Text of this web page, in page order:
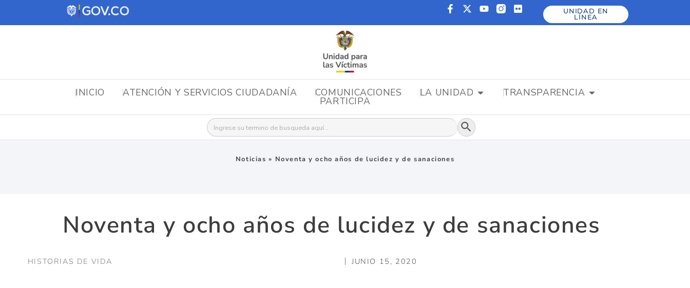
UNIDAD EN
LÍNEA
INICIO ATENCIÓN Y SERVICIOS CIUDADANÍA COMUNICACIONES LA UNIDAD TRANSPARENCIA
PARTICIPA
Buscar: Botón de búsqueda
Noticias » Noventa y ocho años de lucidez y de sanaciones
Noventa y ocho años de lucidez y de sanaciones
HISTORIAS DE VIDA JUNIO 15, 2020